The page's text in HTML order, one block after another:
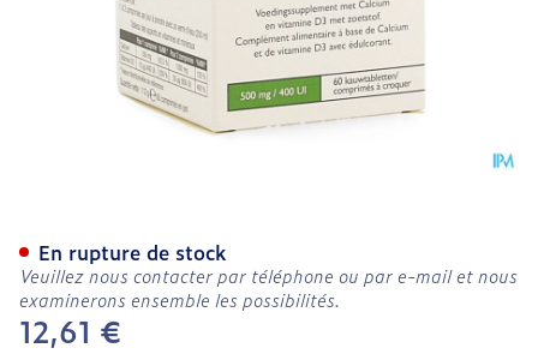
12,61 €
En rupture de stock
Veuillez nous contacter par téléphone ou par e-mail et nous
examinerons ensemble les possibilités.